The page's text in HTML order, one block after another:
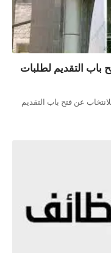
باب التقديم لطلبات
عن فتح باب التقديم